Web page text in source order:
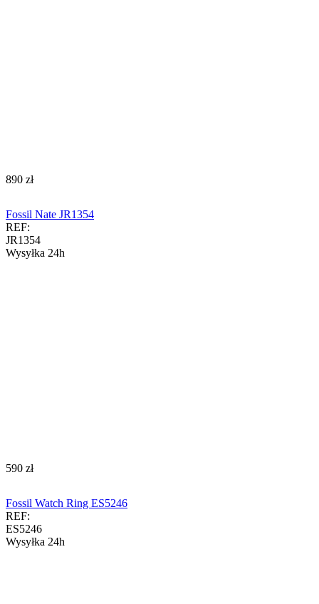
‍890‍ zł
Fossil Nate JR1354
REF:
JR1354
Wysyłka 24h
‍590‍ zł
Fossil Watch Ring ES5246
REF:
ES5246
Wysyłka 24h